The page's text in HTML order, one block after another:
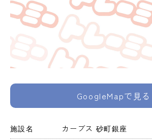
GoogleMapで見る
施設名 カーブス 砂町銀座